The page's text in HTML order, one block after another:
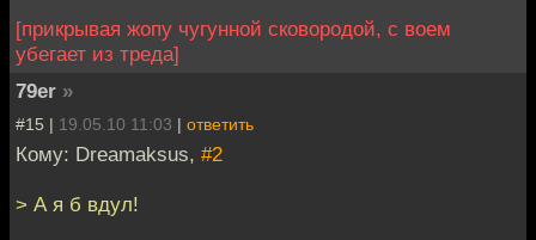
[прикрывая жопу чугунной сковородой, с воем
убегает из треда]
79er »
#15 | 19.05.10 11:03 | ответить
Кому: Dreamaksus, #2
> А я б вдул!